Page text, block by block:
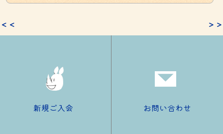
＜＜ ＞＞
新規ご入会 お問い合わせ